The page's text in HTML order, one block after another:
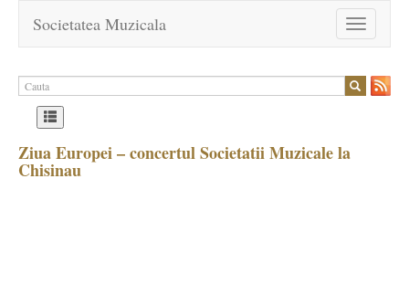
Toggle
navigation
Societatea Muzicala
Ziua Europei – concertul Societatii Muzicale la
Chisinau